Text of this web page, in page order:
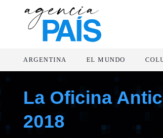
ARGENTINA EL MUNDO
La Oficina
2018